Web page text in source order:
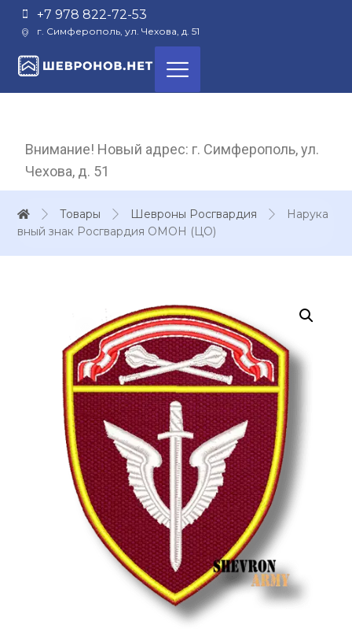
+7 978 822-72-53
г. Симферополь, ул. Чехова, д. 51
Внимание! Новый адрес: г. Симферополь, ул.
Чехова, д. 51
Товары Шевроны Росгвардия
Нарука
вный знак Росгвардия ОМОН (ЦО)